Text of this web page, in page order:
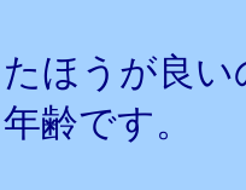
ほうが良
齢です。